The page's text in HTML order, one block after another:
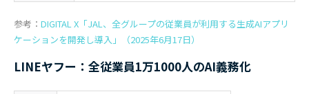
参考： DIGITAL X「JAL、全グループの従業員が利用する生成AIアプリ
ケーションを開発し導入」（2025年6月17日）
LINEヤフー：全従業員1万1000人のAI義務化